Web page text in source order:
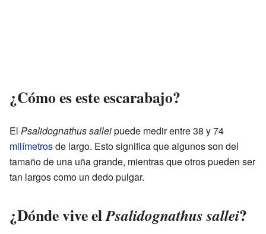
¿Cómo es este escarabajo?
El Psalidognathus salleipuede medir entre 38 y 74
milímetrosde largo. Esto significa que algunos son del
tamaño de una uña grande, mientras que otros pueden ser
tan largos como un dedo pulgar.
¿Dónde vive elPsalidognathus sallei?